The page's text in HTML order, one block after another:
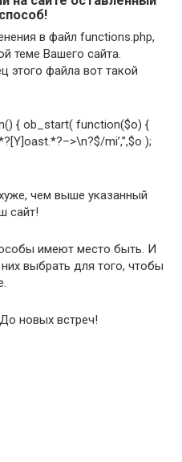
в файл functions.php,
теме Вашего сайта.
этого файла вот такой
{ ob_start( function($o) {
mi’,”,$o );
чем выше указанный
сайт!
имеют место быть. И
выбрать для того, чтобы
новых встреч!